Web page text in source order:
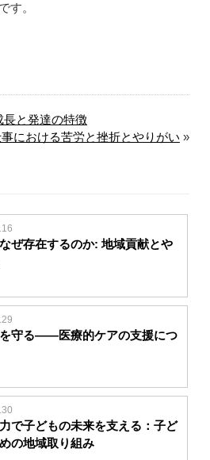
す。
長と発達の特徴
における苦労と挫折とやりがい »
ぜ存在するのか: 地域貢献とや
守る――医療的ケアの支援につ
で子どもの未来を支える：子ど
の地域取り組み